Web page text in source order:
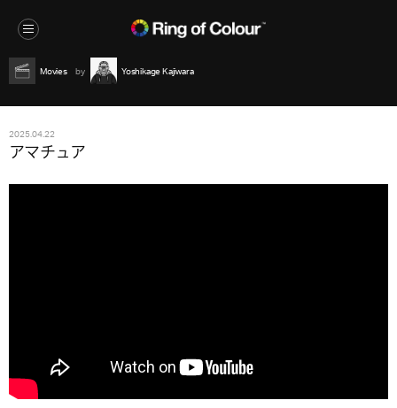
Movies Yoshikage Kajiwara
2025.04.22
アマチュア